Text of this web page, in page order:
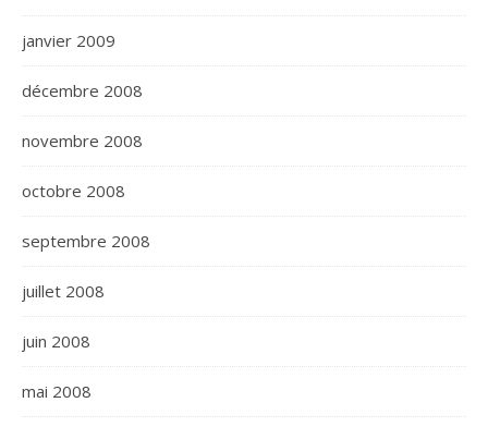
janvier 2009
décembre 2008
novembre 2008
octobre 2008
septembre 2008
juillet 2008
juin 2008
mai 2008